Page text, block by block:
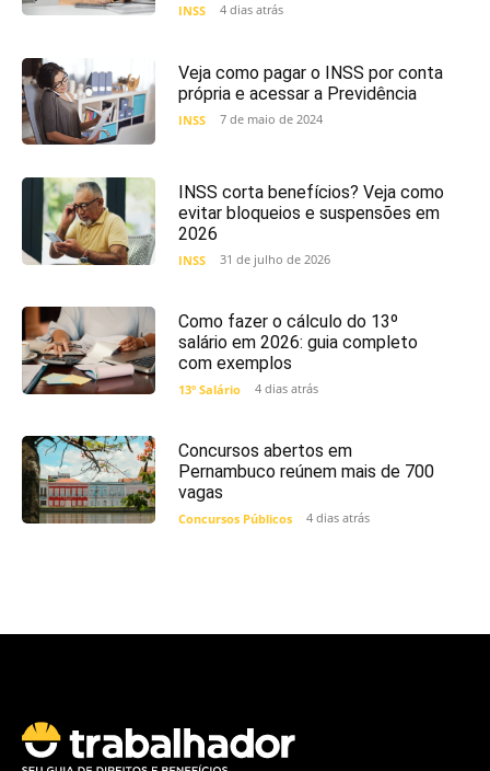
INSS 4 dias atrás
Veja como pagar o INSS por conta
própria e acessar a Previdência
INSS 7 de maio de 2024
INSS corta benefícios? Veja como
evitar bloqueios e suspensões em
2026
INSS 31 de julho de 2026
Como fazer o cálculo do 13º
salário em 2026: guia completo
com exemplos
13º Salário 4 dias atrás
Concursos abertos em
Pernambuco reúnem mais de 700
vagas
Concursos Públicos 4 dias atrás